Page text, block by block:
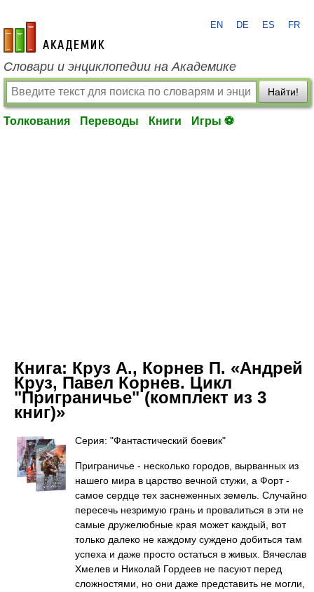
academic.ru
EN DE ES FR
Словари и энциклопедии на Академике
Найти!
Толкования Переводы Книги Игры ⚽
Книга: Круз А., Корнев П. «Андрей
Круз, Павел Корнев. Цикл
"Приграничье" (комплект из 3
книг)»
Серия: "Фантастический боевик"
Приграничье - несколько городов, вырванных из
нашего мира в царство вечной стужи, а Форт -
самое сердце тех заснеженных земель. Случайно
пересечь незримую грань и провалиться в эти не
самые дружелюбные края может каждый, вот
только далеко не каждому суждено добиться там
успеха и даже просто остаться в живых. Вячеслав
Хмелев и Николай Гордеев не пасуют перед
сложностями, но они даже представить не могли,